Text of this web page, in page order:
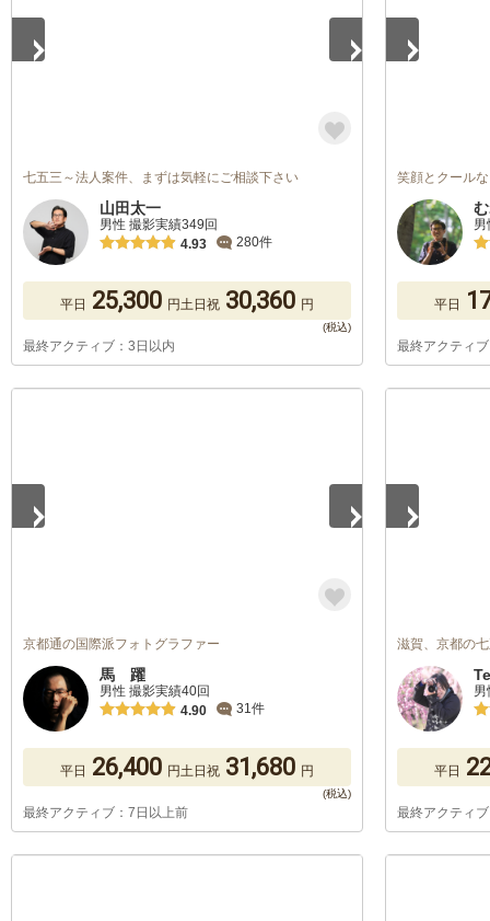
七五三～法人案件、まずは気軽にご相談下さい
山田太一
男性 撮影実績349回
4.93
280件
平日 25,300 円土日祝 30,360 円
最終アクティブ：3日以内
笑顔とクール
平日
最終アクティ
京都通の国際派フォトグラファー
馬 躍
男性 撮影実績40回
4.90
31件
平日 26,400 円土日祝 31,680 円
最終アクティブ：7日以上前
滋賀、京都の
平日
最終アクティ